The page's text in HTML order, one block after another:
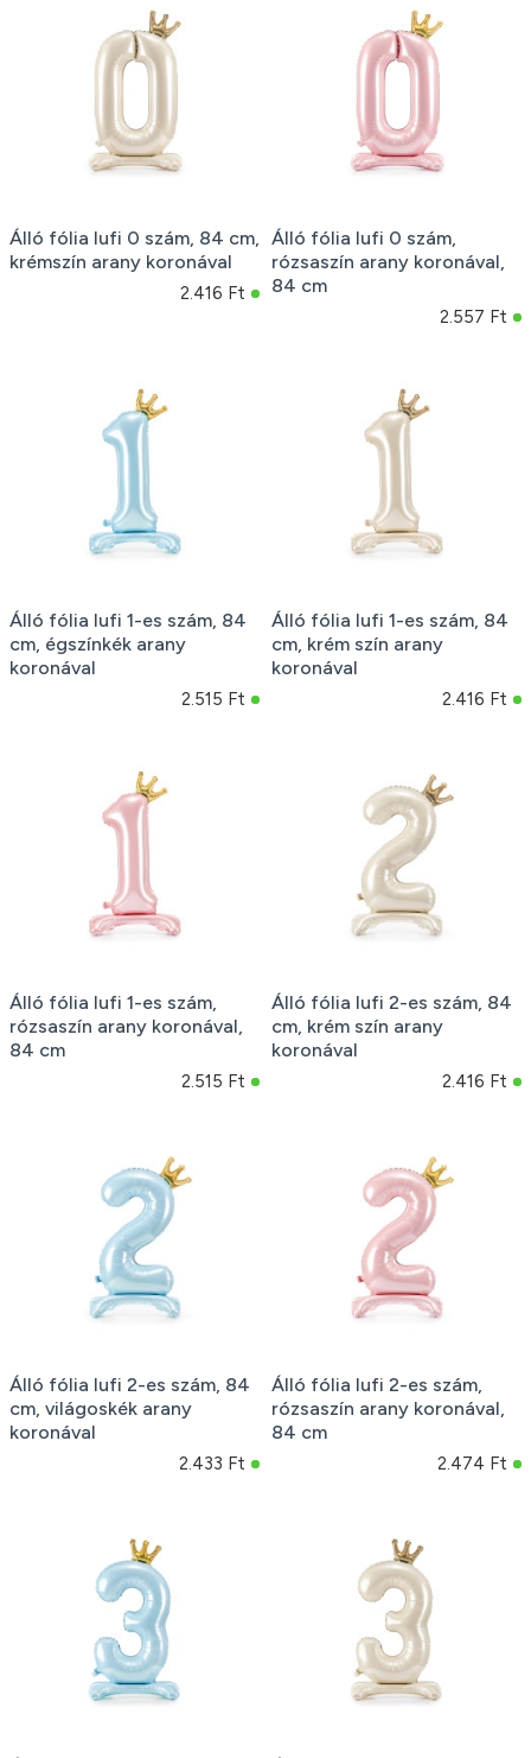
Álló fólia lufi 0 szám, 84 cm,
krémszín arany koronával
2.416 Ft
Álló fólia lufi 0 szám,
rózsaszín arany koronával,
84 cm
2.557 Ft
Álló fólia lufi 1-es szám, 84
cm, égszínkék arany
koronával
2.515 Ft
Álló fólia lufi 1-es szám, 84
cm, krém szín arany
koronával
2.416 Ft
Álló fólia lufi 1-es szám,
rózsaszín arany koronával,
84 cm
2.515 Ft
Álló fólia lufi 2-es szám, 84
cm, krém szín arany
koronával
2.416 Ft
Álló fólia lufi 2-es szám, 84
cm, világoskék arany
koronával
2.433 Ft
Álló fólia lufi 2-es szám,
rózsaszín arany koronával,
84 cm
2.474 Ft